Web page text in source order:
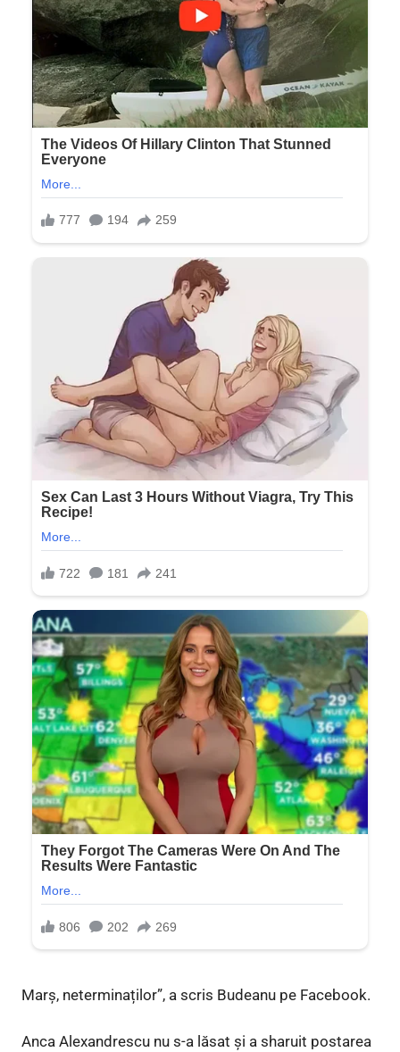
Marș, neterminaților”, a scris Budeanu pe Facebook.
Anca Alexandrescu nu s-a lăsat și a sharuit postarea